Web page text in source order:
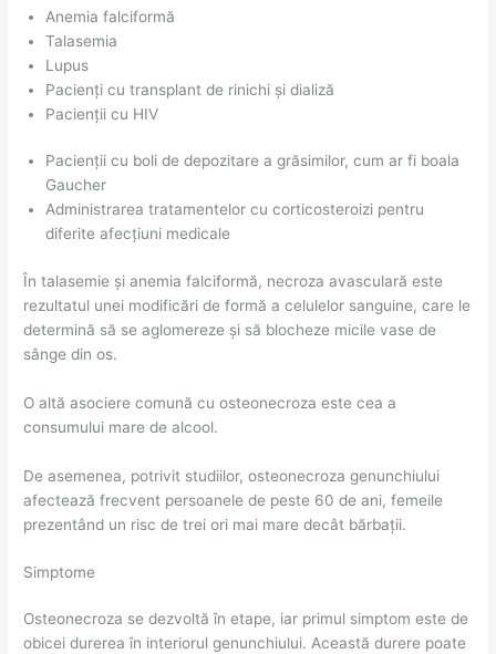
Anemia falciformă
Talasemia
Lupus
Pacienți cu transplant de rinichi și dializă
Pacienții cu HIV
Pacienții cu boli de depozitare a grăsimilor, cum ar fi boala
Gaucher
Administrarea tratamentelor cu corticosteroizi pentru
diferite afecțiuni medicale
În talasemie și anemia falciformă, necroza avasculară este
rezultatul unei modificări de formă a celulelor sanguine, care le
determină să se aglomereze și să blocheze micile vase de
sânge din os.
O altă asociere comună cu osteonecroza este cea a
consumului mare de alcool.
De asemenea, potrivit studiilor, osteonecroza genunchiului
afectează frecvent persoanele de peste 60 de ani, femeile
prezentând un risc de trei ori mai mare decât bărbații.
Simptome
Osteonecroza se dezvoltă în etape, iar primul simptom este de
obicei durerea în interiorul genunchiului. Această durere poate